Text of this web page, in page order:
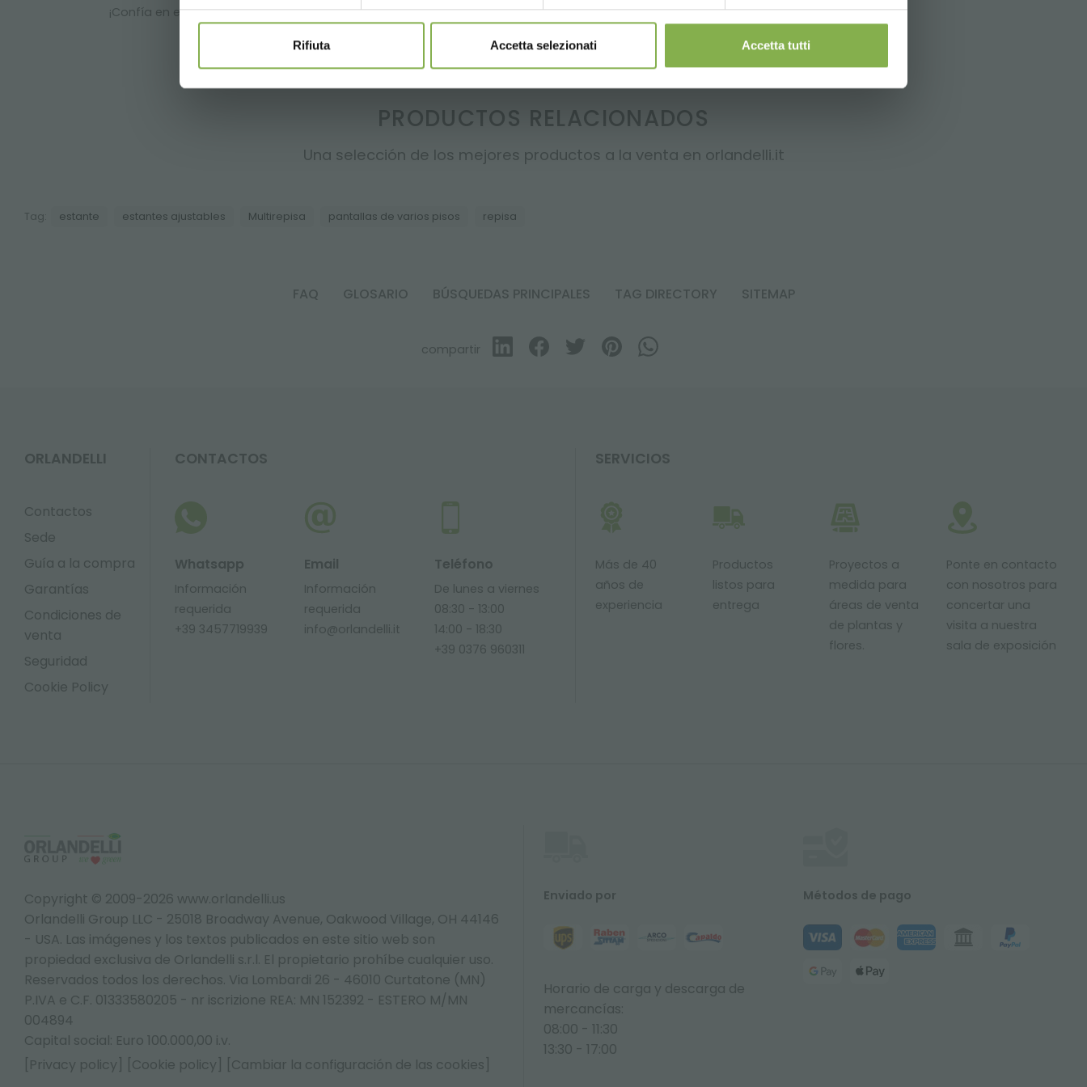
Rifiuta Accetta selezionati Accetta tutti
¡Confía en el estante regulable DC Unistandard para una gestión más eficiente y flexible de tus carros!
PRODUCTOS RELACIONADOS
Una selección de los mejores productos a la venta en orlandelli.it
Tag: estante estantes ajustables Multirepisa pantallas de varios pisos repisa
FAQ GLOSARIO BÚSQUEDAS PRINCIPALES TAG DIRECTORY SITEMAP
compartir
ORLANDELLI
Contactos
Sede
Guía a la compra
Garantías
Condiciones de
venta
Seguridad
Cookie Policy
CONTACTOS
Whatsapp
Información
requerida
+39 3457719939
Email
Información
requerida
info@orlandelli.it
Teléfono
De lunes a viernes
08:30 - 13:00
14:00 - 18:30
+39 0376 960311
SERVICIOS
Más de 40
años de
experiencia
Productos
listos para
entrega
Proyectos a
medida para
áreas de venta
de plantas y
flores.
Ponte en contacto
con nosotros para
concertar una
visita a nuestra
sala de exposición
Copyright © 2009-2026 www.orlandelli.us
Orlandelli Group LLC - 25018 Broadway Avenue, Oakwood Village, OH 44146
- USA. Las imágenes y los textos publicados en este sitio web son
propiedad exclusiva de Orlandelli s.r.l. El propietario prohíbe cualquier uso.
Reservados todos los derechos. Via Lombardi 26 - 46010 Curtatone (MN)
P.IVA e C.F. 01333580205 - nr iscrizione REA: MN 152392 - ESTERO M/MN
004894
Capital social: Euro 100.000,00 i.v.
[Privacy policy]
[Cookie policy] [Cambiar la configuración de las cookies]
Enviado por
Horario de carga y descarga de
mercancías:
08:00 - 11:30
13:30 - 17:00
Métodos de pago